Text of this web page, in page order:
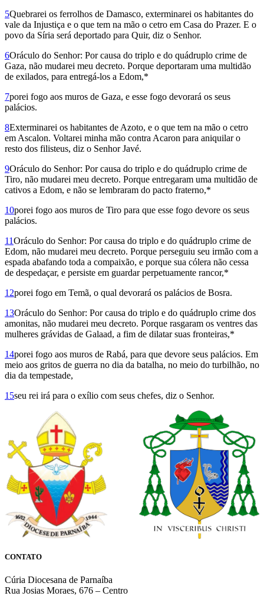
5Quebrarei os ferrolhos de Damasco, exterminarei os habitantes do
vale da Injustiça e o que tem na mão o cetro em Casa do Prazer. E o
povo da Síria será deportado para Quir, diz o Senhor.
6Oráculo do Senhor: Por causa do triplo e do quádruplo crime de
Gaza, não mudarei meu decreto. Porque deportaram uma multidão
de exilados, para entregá-los a Edom,*
7porei fogo aos muros de Gaza, e esse fogo devorará os seus
palácios.
8Exterminarei os habitantes de Azoto, e o que tem na mão o cetro
em Ascalon. Voltarei minha mão contra Acaron para aniquilar o
resto dos filisteus, diz o Senhor Javé.
9Oráculo do Senhor: Por causa do triplo e do quádruplo crime de
Tiro, não mudarei meu decreto. Porque entregaram uma multidão de
cativos a Edom, e não se lembraram do pacto fraterno,*
10porei fogo aos muros de Tiro para que esse fogo devore os seus
palácios.
11Oráculo do Senhor: Por causa do triplo e do quádruplo crime de
Edom, não mudarei meu decreto. Porque perseguiu seu irmão com a
espada abafando toda a compaixão, e porque sua cólera não cessa
de despedaçar, e persiste em guardar perpetuamente rancor,*
12porei fogo em Temã, o qual devorará os palácios de Bosra.
13Oráculo do Senhor: Por causa do triplo e do quádruplo crime dos
amonitas, não mudarei meu decreto. Porque rasgaram os ventres das
mulheres grávidas de Galaad, a fim de dilatar suas fronteiras,*
14porei fogo aos muros de Rabá, para que devore seus palácios. Em
meio aos gritos de guerra no dia da batalha, no meio do turbilhão, no
dia da tempestade,
15seu rei irá para o exílio com seus chefes, diz o Senhor.
CONTATO
Cúria Diocesana de Parnaíba
Rua Josias Moraes, 676 – Centro